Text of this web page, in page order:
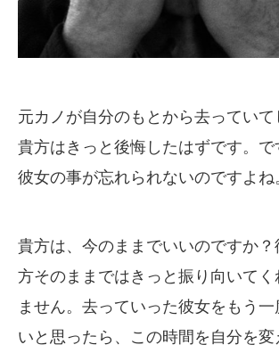
元カノが自分のもとから去っていて
貴方はきっと後悔したはずです。で
彼女の事が忘れられないのですよね
貴方は、今のままでいいのですか
方そのままではきっと振り向いてく
ません。去っていった彼女をもう
いと思ったら、この時間を自分を変